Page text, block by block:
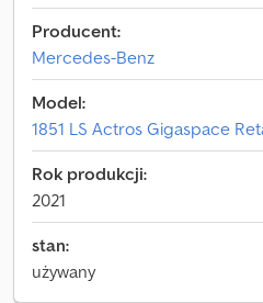
Producent:
Mercedes-Benz
Model:
1851 LS Actros Gigaspace
Rok produkcji:
2021
stan:
używany